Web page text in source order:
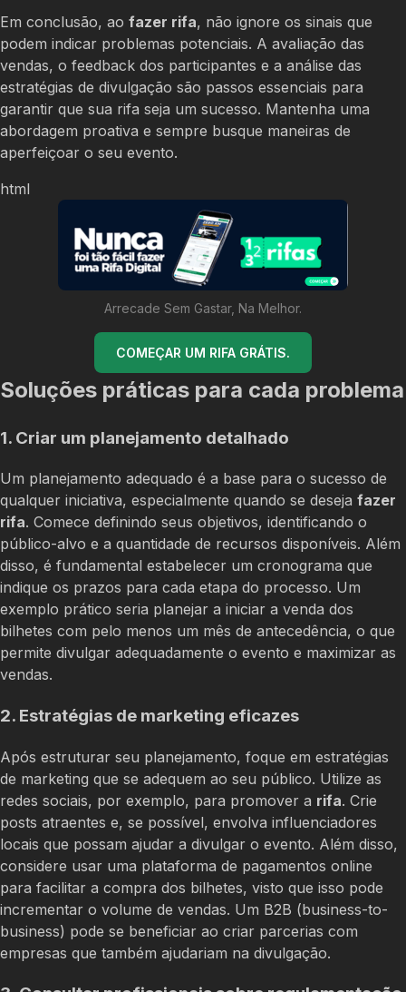
Em conclusão, ao fazer rifa, não ignore os sinais que
podem indicar problemas potenciais. A avaliação das
vendas, o feedback dos participantes e a análise das
estratégias de divulgação são passos essenciais para
garantir que sua rifa seja um sucesso. Mantenha uma
abordagem proativa e sempre busque maneiras de
aperfeiçoar o seu evento.
html
Arrecade Sem Gastar, Na Melhor.
COMEÇAR UM RIFA GRÁTIS.
Soluções práticas para cada problema
1. Criar um planejamento detalhado
Um planejamento adequado é a base para o sucesso de
qualquer iniciativa, especialmente quando se deseja fazer
rifa. Comece definindo seus objetivos, identificando o
público-alvo e a quantidade de recursos disponíveis. Além
disso, é fundamental estabelecer um cronograma que
indique os prazos para cada etapa do processo. Um
exemplo prático seria planejar a iniciar a venda dos
bilhetes com pelo menos um mês de antecedência, o que
permite divulgar adequadamente o evento e maximizar as
vendas.
2. Estratégias de marketing eficazes
Após estruturar seu planejamento, foque em estratégias
de marketing que se adequem ao seu público. Utilize as
redes sociais, por exemplo, para promover a rifa. Crie
posts atraentes e, se possível, envolva influenciadores
locais que possam ajudar a divulgar o evento. Além disso,
considere usar uma plataforma de pagamentos online
para facilitar a compra dos bilhetes, visto que isso pode
incrementar o volume de vendas. Um B2B (business-to-
business) pode se beneficiar ao criar parcerias com
empresas que também ajudariam na divulgação.